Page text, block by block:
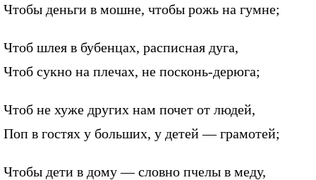
Чтобы деньги в мошне, чтобы рожь на гумне;
Чтоб шлея в бубенцах, расписная дуга,
Чтоб сукно на плечах, не посконь-дерюга;
Чтоб не хуже других нам почет от людей,
Поп в гостях у больших, у детей — грамотей;
Чтобы дети в дому — словно пчелы в меду,